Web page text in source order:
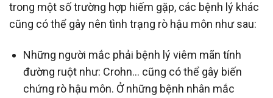
trong một số trường hợp hiếm gặp, các bệnh lý khác
cũng có thể gây nên tình trạng rò hậu môn như sau:
Những người mắc phải bệnh lý viêm mãn tính
đường ruột như: Crohn… cũng có thể gây biến
chứng rò hậu môn. Ở những bệnh nhân mắc